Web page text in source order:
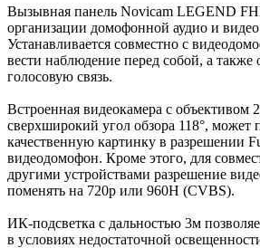
Вызывная панель Novicam LEGEND
организации домофонной аудио и
Устанавливается совместно с
вести наблюдение перед собой, а также
голосовую связь.
Встроенная видеокамера с
сверхширокий угол обзора 118°, может
качественную картинку в разрешении
видеодомофон. Кроме этого, для
другими устройствами разрешение
поменять на 720p или 960H (CVBS).
ИК-подсветка с дальностью 3м
в условиях недостаточной